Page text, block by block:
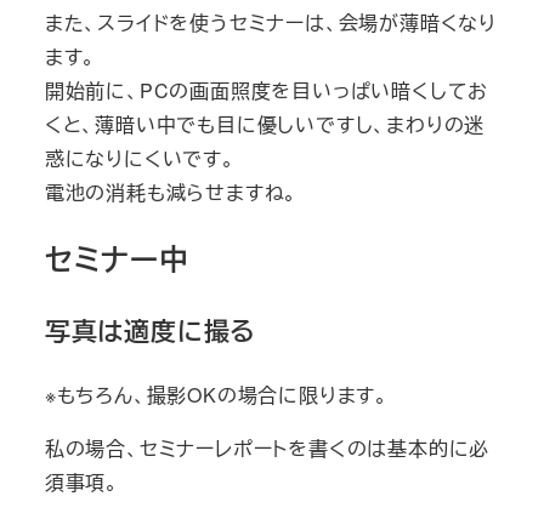
また、スライドを使うセミナーは、会場が薄暗くなり
ます。
開始前に、PCの画面照度を目いっぱい暗くしてお
くと、薄暗い中でも目に優しいですし、まわりの迷
惑になりにくいです。
電池の消耗も減らせますね。
セミナー中
写真は適度に撮る
※もちろん、撮影OKの場合に限ります。
私の場合、セミナーレポートを書くのは基本的に必
須事項。